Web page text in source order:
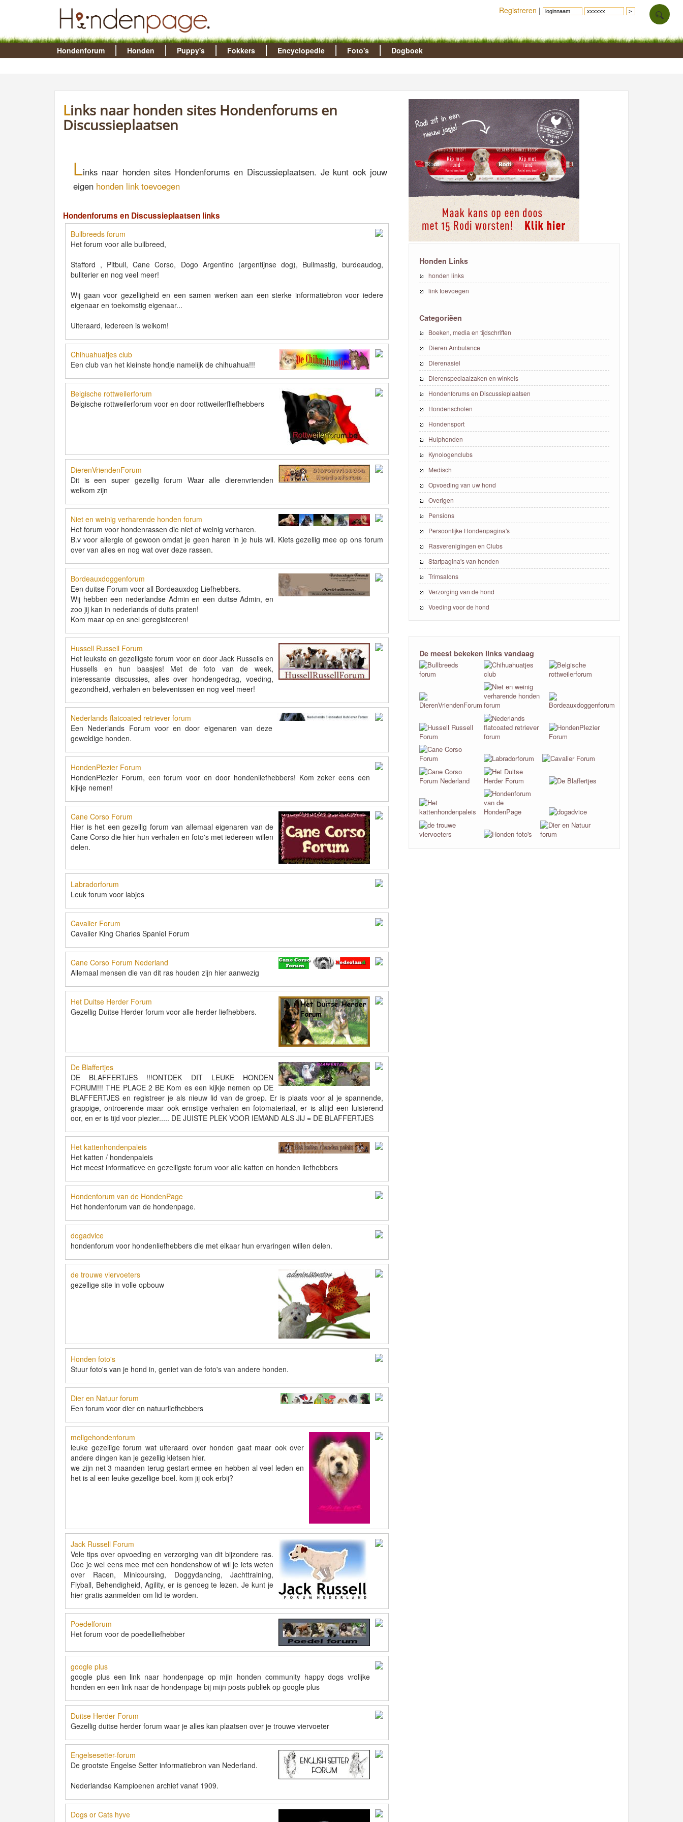
Hondenforum Honden Puppy's Fokkers Encyclopedie Foto's Dogboek
Links naar honden sites Hondenforums en
Discussieplaatsen
Links naar honden sites Hondenforums en Discussieplaatsen. Je kunt ook jouw
eigen honden link toevoegen
Hondenforums en Discussieplaatsen links
Bullbreeds forum
Het forum voor alle bullbreed,
Stafford , Pitbull, Cane Corso, Dogo Argentino (argentijnse dog), Bullmastig, burdeaudog,
bullterier en nog veel meer!
Wij gaan voor gezelligheid en een samen werken aan een sterke informatiebron voor iedere
eigenaar en toekomstig eigenaar...
Uiteraard, iedereen is welkom!
Chihuahuatjes club
Een club van het kleinste hondje namelijk de chihuahua!!!
Belgische rottweilerforum
Belgische rottweilerforum voor en door rottweilerfliefhebbers
DierenVriendenForum
Dit is een super gezellig forum Waar alle dierenvrienden
welkom zijn
Niet en weinig verharende honden forum
Het forum voor hondenrassen die niet of weinig verharen.
B.v voor allergie of gewoon omdat je geen haren in je huis wil. Klets gezellig mee op ons forum
over van alles en nog wat over deze rassen.
Bordeauxdoggenforum
Een duitse Forum voor all Bordeauxdog Liefhebbers.
Wij hebben een nederlandse Admin en een duitse Admin, en
zoo jij kan in nederlands of duits praten!
Kom maar op en snel geregisteeren!
Hussell Russell Forum
Het leukste en gezelligste forum voor en door Jack Russells en
Hussells en hun baasjes! Met de foto van de week,
interessante discussies, alles over hondengedrag, voeding,
gezondheid, verhalen en belevenissen en nog veel meer!
Nederlands flatcoated retriever forum
Een Nederlands Forum voor en door eigenaren van deze
geweldige honden.
HondenPlezier Forum
HondenPlezier Forum, een forum voor en door hondenliefhebbers! Kom zeker eens een
kijkje nemen!
Cane Corso Forum
Hier is het een gezellig forum van allemaal eigenaren van de
Cane Corso die hier hun verhalen en foto's met iedereen willen
delen.
Labradorforum
Leuk forum voor labjes
Cavalier Forum
Cavalier King Charles Spaniel Forum
Cane Corso Forum Nederland
Allemaal mensen die van dit ras houden zijn hier aanwezig
Het Duitse Herder Forum
Gezellig Duitse Herder forum voor alle herder liefhebbers.
De Blaffertjes
DE BLAFFERTJES !!!ONTDEK DIT LEUKE HONDEN
FORUM!!! THE PLACE 2 BE Kom es een kijkje nemen op DE
BLAFFERTJES en registreer je als nieuw lid van de groep. Er is plaats voor al je spannende,
grappige, ontroerende maar ook ernstige verhalen en fotomateriaal, er is altijd een luisterend
oor, en er is tijd voor plezier..... DE JUISTE PLEK VOOR IEMAND ALS JIJ = DE BLAFFERTJES
Het kattenhondenpaleis
Het katten / hondenpaleis
Het meest informatieve en gezelligste forum voor alle katten en honden liefhebbers
Hondenforum van de HondenPage
Het hondenforum van de hondenpage.
dogadvice
hondenforum voor hondenliefhebbers die met elkaar hun ervaringen willen delen.
de trouwe viervoeters
gezellige site in volle opbouw
Honden foto's
Stuur foto's van je hond in, geniet van de foto's van andere honden.
Dier en Natuur forum
Een forum voor dier en natuurliefhebbers
meligehondenforum
leuke gezellige forum wat uiteraard over honden gaat maar ook over
andere dingen kan je gezellig kletsen hier.
we zijn net 3 maanden terug gestart ermee en hebben al veel leden en
het is al een leuke gezellige boel. kom jij ook erbij?
Jack Russell Forum
Vele tips over opvoeding en verzorging van dit bijzondere ras.
Doe je wel eens mee met een hondenshow of wil je iets weten
over Racen, Minicoursing, Doggydancing, Jachttraining,
Flyball, Behendigheid, Agility, er is genoeg te lezen. Je kunt je
hier gratis aanmelden om lid te worden.
Poedelforum
Het forum voor de poedelliefhebber
google plus
google plus een link naar hondenpage op mjin honden community happy dogs vrolijke
honden en een link naar de hondenpage bij mijn posts publiek op google plus
Duitse Herder Forum
Gezellig duitse herder forum waar je alles kan plaatsen over je trouwe viervoeter
Engelsesetter-forum
De grootste Engelse Setter informatiebron van Nederland.
Nederlandse Kampioenen archief vanaf 1909.
Dogs or Cats hyve
Honden Links
honden links
link toevoegen
Categoriëen
Boeken, media en tijdschriften
Dieren Ambulance
Dierenasiel
Dierenspeciaalzaken en winkels
Hondenforums en Discussieplaatsen
Hondenscholen
Hondensport
Hulphonden
Kynologenclubs
Medisch
Opvoeding van uw hond
Overigen
Pensions
Persoonlijke Hondenpagina's
Rasverenigingen en Clubs
Startpagina's van honden
Trimsalons
Verzorging van de hond
Voeding voor de hond
De meest bekeken links vandaag
Registreren |